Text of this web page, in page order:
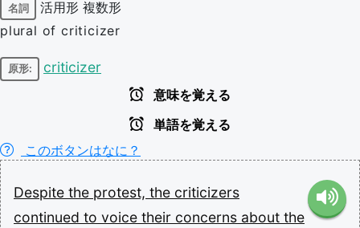
名詞 活用形 複数形
plural of criticizer
原形: criticizer
意味を覚える
単語を覚える
このボタンはなに？
Despite the protest, the criticizers
continued to voice their concerns about the